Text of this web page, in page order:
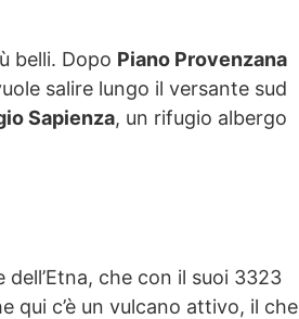
belli. Dopo Piano Provenzana
salire lungo il versante sud
Sapienza, un rifugio albergo
dell’Etna, che con il suoi 3323
qui c’è un vulcano attivo, il che